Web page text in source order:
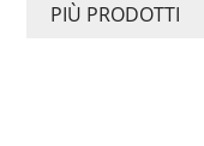
PIÙ PRODOTTI